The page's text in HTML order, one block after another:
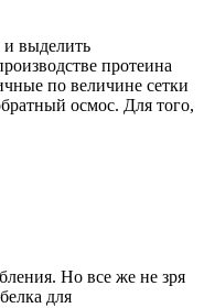
и выделить
протеина
по величине сетки
осмос. Для того,
Но все же не зря
для